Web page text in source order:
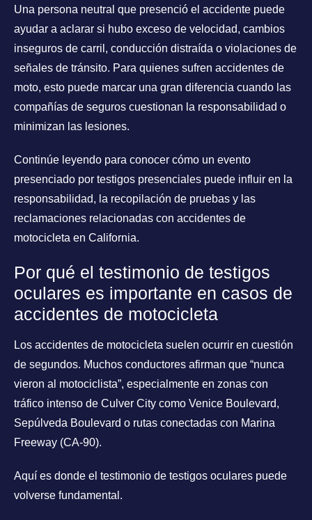
Una persona neutral que presenció el accidente puede
ayudar a aclarar si hubo exceso de velocidad, cambios
inseguros de carril, conducción distraída o violaciones de
señales de tránsito. Para quienes sufren accidentes de
moto, esto puede marcar una gran diferencia cuando las
compañías de seguros cuestionan la responsabilidad o
minimizan las lesiones.
Continúe leyendo para conocer cómo un evento
presenciado por testigos presenciales puede influir en la
responsabilidad, la recopilación de pruebas y las
reclamaciones relacionadas con accidentes de
motocicleta en California.
Por qué el testimonio de testigos
oculares es importante en casos de
accidentes de motocicleta
Los accidentes de motocicleta suelen ocurrir en cuestión
de segundos. Muchos conductores afirman que “nunca
vieron al motociclista”, especialmente en zonas con
tráfico intenso de Culver City como Venice Boulevard,
Sepúlveda Boulevard o rutas conectadas con Marina
Freeway (CA-90).
Aquí es donde el testimonio de testigos oculares puede
volverse fundamental.